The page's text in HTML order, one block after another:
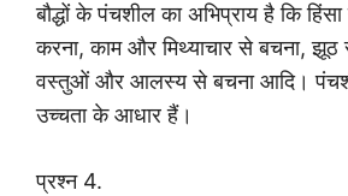
बौद्धों के पंचशील का अभिप्राय है कि
करना, काम और मिथ्याचार से बचना, झूठ
वस्तुओं और आलस्य से बचना आदि।
उच्चता के आधार हैं।
प्रश्न 4.